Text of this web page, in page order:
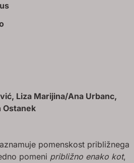
Liza Marijina/Ana Urbanc,
Ostanek
pomenskost približnega
pomeni približno enako kot,